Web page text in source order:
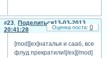
какое из них признаю...
хотя меня еще в своем
детстве сын учил:
сомневаешься, жми
Поделиться
23
13-03-2013
20:41:28
[mod][ex]наталья и сааб, все
флуд прекратили![/ex][/mod]
0